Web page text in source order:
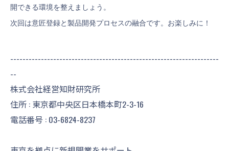
開できる環境を整えましょう。
次回は意匠登録と製品開発プロセスの融合です。お楽しみに！
--------------------------------------------------------------------
--
株式会社経営知財研究所
住所 : 東京都中央区日本橋本町2-3-16
電話番号 : 03-6824-8237